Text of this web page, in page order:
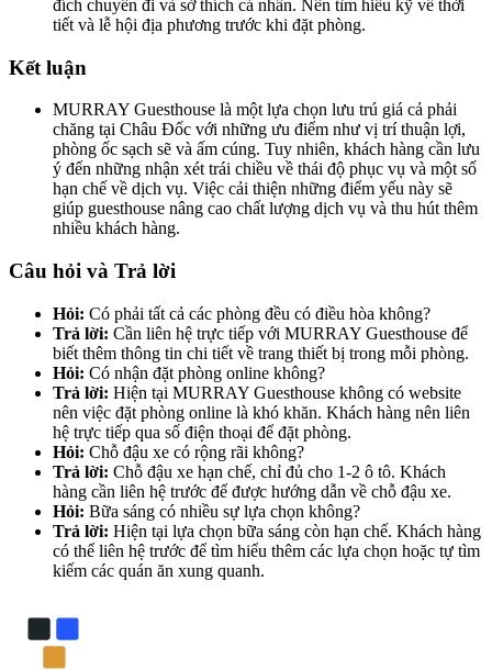
đích chuyến đi và sở thích cá nhân. Nên tìm hiểu kỹ về thời
tiết và lễ hội địa phương trước khi đặt phòng.
Kết luận
MURRAY Guesthouse là một lựa chọn lưu trú giá cả phải
chăng tại Châu Đốc với những ưu điểm như vị trí thuận lợi,
phòng ốc sạch sẽ và ấm cúng. Tuy nhiên, khách hàng cần lưu
ý đến những nhận xét trái chiều về thái độ phục vụ và một số
hạn chế về dịch vụ. Việc cải thiện những điểm yếu này sẽ
giúp guesthouse nâng cao chất lượng dịch vụ và thu hút thêm
nhiều khách hàng.
Câu hỏi và Trả lời
Hỏi: Có phải tất cả các phòng đều có điều hòa không?
Trả lời: Cần liên hệ trực tiếp với MURRAY Guesthouse để
biết thêm thông tin chi tiết về trang thiết bị trong mỗi phòng.
Hỏi: Có nhận đặt phòng online không?
Trả lời: Hiện tại MURRAY Guesthouse không có website
nên việc đặt phòng online là khó khăn. Khách hàng nên liên
hệ trực tiếp qua số điện thoại để đặt phòng.
Hỏi: Chỗ đậu xe có rộng rãi không?
Trả lời: Chỗ đậu xe hạn chế, chỉ đủ cho 1-2 ô tô. Khách
hàng cần liên hệ trước để được hướng dẫn về chỗ đậu xe.
Hỏi: Bữa sáng có nhiều sự lựa chọn không?
Trả lời: Hiện tại lựa chọn bữa sáng còn hạn chế. Khách hàng
có thể liên hệ trước để tìm hiểu thêm các lựa chọn hoặc tự tìm
kiếm các quán ăn xung quanh.